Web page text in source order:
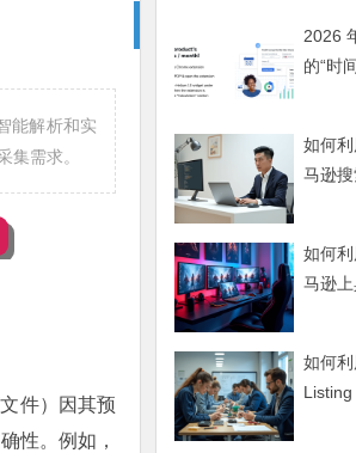
能解析和实
集需求。
件）因其预
性。例如，
2026
的“时
如何
马逊
（
如何
马逊
（
如何
Listing